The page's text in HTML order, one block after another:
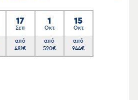
17
Σεπ
από
481€
1
Οκτ
από
520€
15
Οκτ
από
944€